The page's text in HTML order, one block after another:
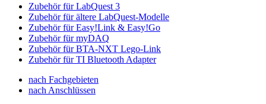
Zubehör für LabQuest 3
Zubehör für ältere LabQuest-Modelle
Zubehör für Easy!Link & Easy!Go
Zubehör für myDAQ
Zubehör für BTA-NXT Lego-Link
Zubehör für TI Bluetooth Adapter
nach Fachgebieten
nach Anschlüssen